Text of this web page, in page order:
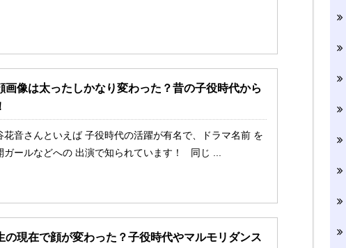
画像は太ったしかなり変わった？昔の子役時代から
花音さんといえば 子役時代の活躍が有名で、ドラマ名前 を
ガールなどへの 出演で知られています！ 同じ ...
の現在で顔が変わった？子役時代やマルモリダンス